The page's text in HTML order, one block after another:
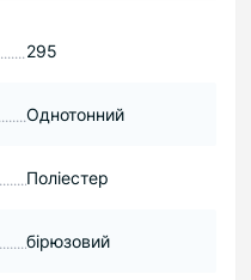
295
Однотонний
Поліестер
бірюзовий